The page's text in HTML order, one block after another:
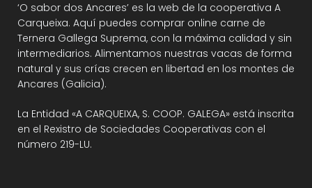
‘O sabor dos Ancares’ es la web de la cooperativa A
Carqueixa. Aquí puedes comprar online carne de
Ternera Gallega Suprema, con la máxima calidad y sin
intermediarios. Alimentamos nuestras vacas de forma
natural y sus crías crecen en libertad en los montes de
Ancares (Galicia).
La Entidad «A CARQUEIXA, S. COOP. GALEGA» está inscrita
en el Rexistro de Sociedades Cooperativas con el
número 219-LU.